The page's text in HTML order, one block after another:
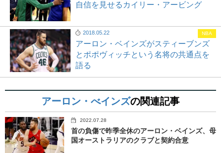
自信を見せるカイリー・アービング
2018.05.22
アーロン・ベインズがスティーブンズ
とポポヴィッチという名将の共通点を
語る
NBA
アーロン・べインズの関連記事
2022.07.28
首の負傷で昨季全休のアーロン・ベインズ、母
国オーストラリアのクラブと契約合意